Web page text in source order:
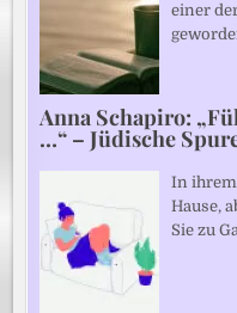
einer
Anna Schapiro:
…“ – Jüdische
In ihrem
Hause,
Sie zu